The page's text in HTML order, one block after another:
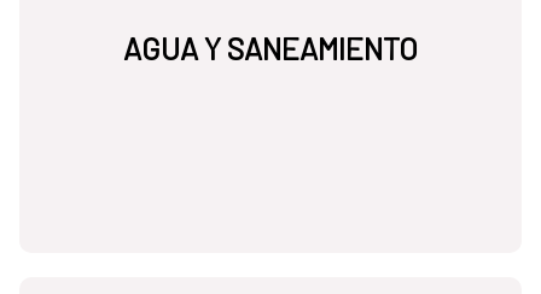
AGUA Y SANEAMIENTO